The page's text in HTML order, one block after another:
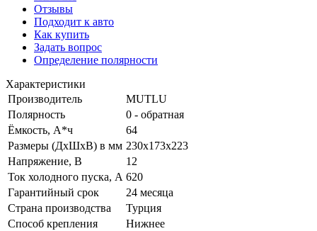
Отзывы
Подходит к авто
Как купить
Задать вопрос
Определение полярности
Характеристики
Производитель
MUTLU
Полярность
0 - обратная
Ёмкость, А*ч
64
Размеры (ДхШхВ) в мм 230x173x223
Напряжение, В
12
Ток холодного пуска, А 620
Гарантийный срок
24 месяца
Страна производства
Турция
Способ крепления
Нижнее